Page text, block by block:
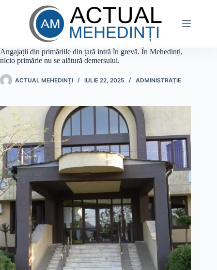
Angajații din primăriile din țară intră în grevă. În Mehedinți,
nicio primărie nu se alătură demersului.
ACTUAL MEHEDINȚI IULIE 22, 2025 ADMINISTRAȚIE